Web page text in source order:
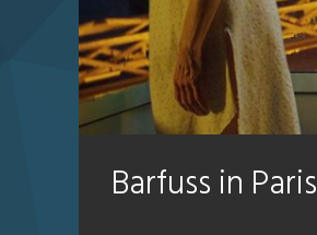
Barfuss in Paris